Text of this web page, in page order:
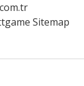
Sitemap